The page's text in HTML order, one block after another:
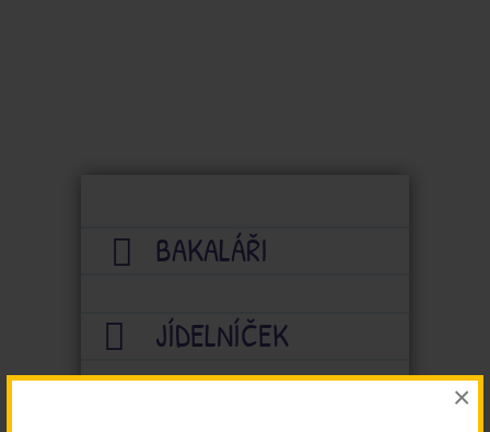
×
BAKALÁŘI
JÍDELNÍČEK